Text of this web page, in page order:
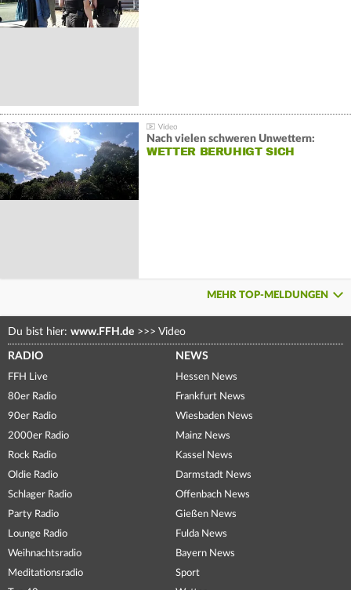
Nach vielen schweren Unwettern:
WETTER BERUHIGT SICH
MEHR TOP-MELDUNGEN
Du bist hier: www.FFH.de >>> Video
RADIO
FFH Live
80er Radio
90er Radio
2000er Radio
Rock Radio
Oldie Radio
Schlager Radio
Party Radio
Lounge Radio
Weihnachtsradio
Meditationsradio
NEWS
Hessen News
Frankfurt News
Wiesbaden News
Mainz News
Kassel News
Darmstadt News
Offenbach News
Gießen News
Fulda News
Bayern News
Sport